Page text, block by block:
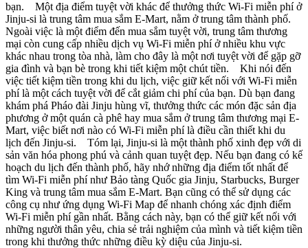
bạn. Một địa điểm tuyệt vời khác để thưởng thức Wi-Fi miễn phí ở
Jinju-si là trung tâm mua sắm E-Mart, nằm ở trung tâm thành phố.
Ngoài việc là một điểm đến mua sắm tuyệt vời, trung tâm thương
mại còn cung cấp nhiều dịch vụ Wi-Fi miễn phí ở nhiều khu vực
khác nhau trong tòa nhà, làm cho đây là một nơi tuyệt vời để gặp gỡ
gia đình và bạn bè trong khi tiết kiệm một chút tiền. Khi nói đến
việc tiết kiệm tiền trong khi du lịch, việc giữ kết nối với Wi-Fi miễn
phí là một cách tuyệt vời để cắt giảm chi phí của bạn. Dù bạn đang
khám phá Pháo đài Jinju hùng vĩ, thưởng thức các món đặc sản địa
phương ở một quán cà phê hay mua sắm ở trung tâm thương mại E-
Mart, việc biết nơi nào có Wi-Fi miễn phí là điều cần thiết khi du
lịch đến Jinju-si. Tóm lại, Jinju-si là một thành phố xinh đẹp với di
sản văn hóa phong phú và cảnh quan tuyệt đẹp. Nếu bạn đang có kế
hoạch du lịch đến thành phố, hãy nhớ những địa điểm tốt nhất để
tìm Wi-Fi miễn phí như Bảo tàng Quốc gia Jinju, Starbucks, Burger
King và trung tâm mua sắm E-Mart. Bạn cũng có thể sử dụng các
công cụ như ứng dụng Wi-Fi Map để nhanh chóng xác định điểm
Wi-Fi miễn phí gần nhất. Bằng cách này, bạn có thể giữ kết nối với
những người thân yêu, chia sẻ trải nghiệm của mình và tiết kiệm tiền
trong khi thưởng thức những điều kỳ diệu của Jinju-si.